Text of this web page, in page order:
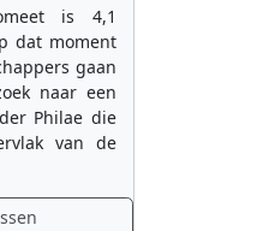
is 4,1
dat moment
gaan
naar een
Philae die
van de